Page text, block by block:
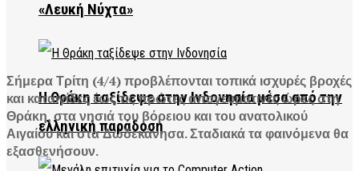
«Λευκή Νύχτα»
Η Θράκη ταξίδεψε στην Ινδονησία μέσα από την
ελληνική παράδοση
Σήμερα Τρίτη (4/4) προβλέπονται τοπικά ισχυρές βροχές
και καταιγίδες έως τις πρώτες απογευματινές ώρες στη
Θράκη, στα νησιά του βόρειου και του ανατολικού
Αιγαίου και στα Δωδεκάνησα. Σταδιακά τα φαινόμενα θα
εξασθενήσουν.